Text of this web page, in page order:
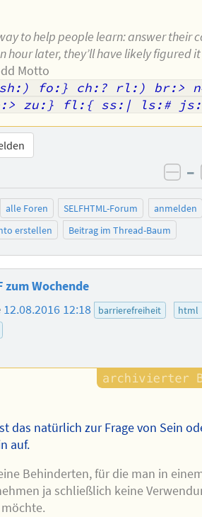
to help people learn: answer their
hour later, they’ll have likely figured
Motto
sh:) fo:} ch:? rl:) br:>
zu:} fl:{ ss:| ls:#
–
alle Foren SELFHTML-Forum
anmelden
erstellen
Beitrag im Thread-Baum
zum Wochende
12.08.2016 12:18 barrierefreiheit
html
das natürlich zur Frage von Sein
auf.
Behinderten, für die man in
ja schließlich keine